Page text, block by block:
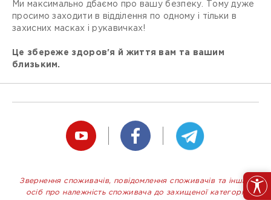
Ми максимально дбаємо про вашу безпеку. Тому дуже
просимо заходити в відділення по одному і тільки в
захисних масках і рукавичках!
Це збереже здоров'я й життя вам та вашим
близьким.
Звернення споживачів, повідомлення споживачів та інших
осіб про належність споживача до захищеної категорії